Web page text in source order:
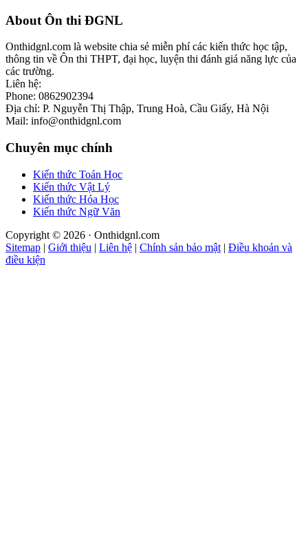
Footer
About Ôn thi ĐGNL
Onthidgnl.com là website chia sẻ miễn phí các kiến thức học tập,
thông tin về Ôn thi THPT, đại học, luyện thi đánh giá năng lực của
các trường.
Liên hệ:
Phone: 0862902394
Địa chỉ: P. Nguyễn Thị Thập, Trung Hoà, Cầu Giấy, Hà Nội
Mail: info@onthidgnl.com
Chuyên mục chính
Kiến thức Toán Học
Kiến thức Vật Lý
Kiến thức Hóa Học
Kiến thức Ngữ Văn
Copyright © 2026 · Onthidgnl.com
Sitemap | Giới thiệu | Liên hệ | Chính sản bảo mật | Điều khoản và
điều kiện